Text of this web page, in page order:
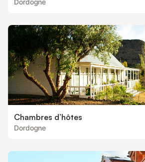
Dordogne
Chambres d’hôtes
Dordogne